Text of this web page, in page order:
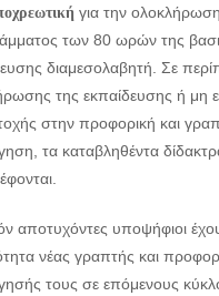
για την
των 80 ωρών της
διαμεσολαβητή. Σε
της εκπαίδευσης ή μη
στην προφορική και
τα καταβληθέντα
αποτυχόντες υποψήφιοι
νέας γραπτής και
τους σε επόμενους